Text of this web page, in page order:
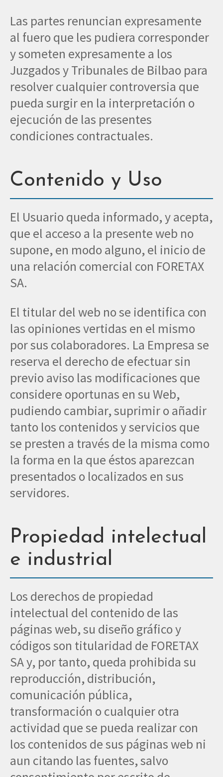
Las partes renuncian expresamente
al fuero que les pudiera corresponder
y someten expresamente a los
Juzgados y Tribunales de Bilbao para
resolver cualquier controversia que
pueda surgir en la interpretación o
ejecución de las presentes
condiciones contractuales.
Contenido y Uso
El Usuario queda informado, y acepta,
que el acceso a la presente web no
supone, en modo alguno, el inicio de
una relación comercial con FORETAX
SA.
El titular del web no se identifica con
las opiniones vertidas en el mismo
por sus colaboradores. La Empresa se
reserva el derecho de efectuar sin
previo aviso las modificaciones que
considere oportunas en su Web,
pudiendo cambiar, suprimir o añadir
tanto los contenidos y servicios que
se presten a través de la misma como
la forma en la que éstos aparezcan
presentados o localizados en sus
servidores.
Propiedad intelectual
e industrial
Los derechos de propiedad
intelectual del contenido de las
páginas web, su diseño gráfico y
códigos son titularidad de FORETAX
SA y, por tanto, queda prohibida su
reproducción, distribución,
comunicación pública,
transformación o cualquier otra
actividad que se pueda realizar con
los contenidos de sus páginas web ni
aun citando las fuentes, salvo